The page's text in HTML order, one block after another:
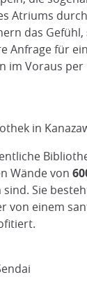
Atriums
das Gefühl,
Anfrage für
im Voraus per
in
Wände von
Sie
von einem